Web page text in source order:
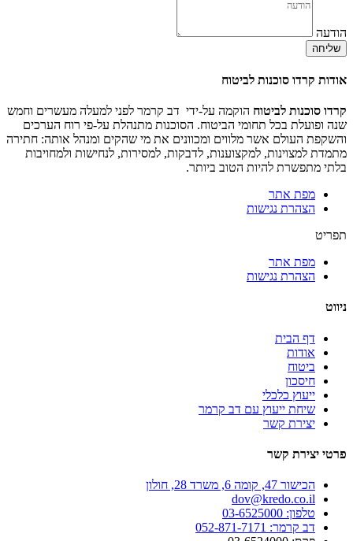
הודעה
שליחה
אודות קרדו סוכנות לביטוח
קרדו סוכנות לביטוח הוקמה על-ידי דב קרמר לפני למעלה מעשרים וחמש
שנה ופועלת בכל תחומי הביטוח. הסוכנות מתנהלת על-פי רוח הערכים
והשקפת העולם אשר מלווים ומכוונים את מי שהקים ומנהל אותה: חתירה
מתמדת למצוינות, למקצוענות, לדבקות, למסירות, לנחישות ולמחויבות
בלתי מתפשרת להיות הטוב ביותר.
מפת אתר
הצהרת נגישות
תפריט
מפת אתר
הצהרת נגישות
ניווט
דף הבית
אודות
ביטוח
חיסכון
ייעוץ כלכלי
שיחת ייעוץ עם דב קרמר
יצירת קשר
פרטי יצירת קשר
הכישור 47, קומה 6, משרד 28, חולון
dov@kredo.co.il
טלפון: 03-6525000
דב קרמר: 052-871-7171